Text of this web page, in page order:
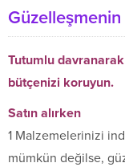
Güzelleşmenin
Tutumlu
bütçenizi koruyun.
Satın alırken
1 Malzemelerinizi
mümkün değilse,